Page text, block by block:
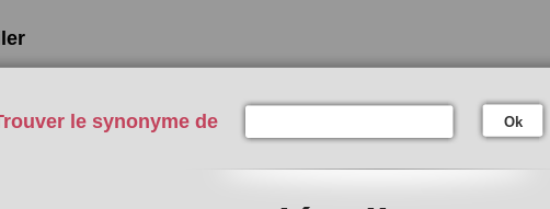
le synonyme de Ok